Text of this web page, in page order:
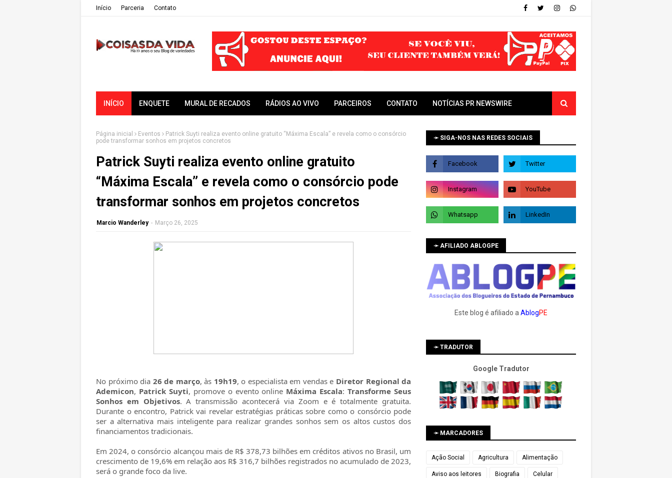
Iní­cio Parceria Contato
INÍCIO ENQUETE MURAL DE RECADOS RÁDIOS AO VIVO PARCEIROS CONTATO NOTÍCIAS PR NEWSWIRE
Página inicial Eventos
Patrick Suyti realiza evento online gratuito “Máxima Escala” e revela como o consórcio
pode transformar sonhos em projetos concretos
Patrick Suyti realiza evento online gratuito
“Máxima Escala” e revela como o consórcio pode
transformar sonhos em projetos concretos
Marcio Wanderley - Março 26, 2025
No próximo dia 26 de março, às 19h19, o especialista em vendas e Diretor Regional da
Ademicon, Patrick Suyti, promove o evento online Máxima Escala:Transforme Seus
Sonhos em Objetivos. A transmissão acontecerá via Zoom e é totalmente gratuita.
Durante o encontro, Patrick vai revelar estratégias práticas sobre como o consórcio pode
ser a alternativa mais inteligente para realizar grandes sonhos sem os altos custos dos
financiamentos tradicionais.
Em 2024, o consórcio alcançou mais de R$ 378,73 bilhões em créditos ativos no Brasil, um
crescimento de 19,6% em relação aos R$ 316,7 bilhões registrados no acumulado de 2023,
será o grande foco da live.
➛ SIGA-NOS NAS REDES SOCIAIS
➛ AFILIADO ABLOGPE
Este blog é afiliado a AblogPE
➛ TRADUTOR
Google Tradutor
➛ MARCADORES
Ação Social Agricultura Alimentação
Aviso aos leitores Biografia Celular